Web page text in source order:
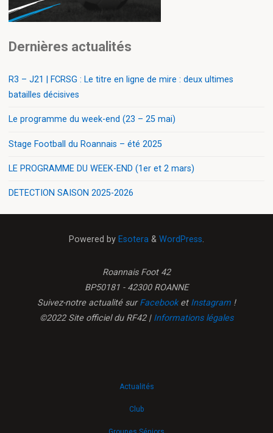
Dernières actualités
R3 – J21 | FCRSG : Le titre en ligne de mire : deux ultimes
batailles décisives
Le programme du week-end (23 – 25 mai)
Stage Football du Roannais – été 2025
LE PROGRAMME DU WEEK-END (1er et 2 mars)
DETECTION SAISON 2025-2026
Powered by Esotera & WordPress.
Roannais Foot 42
BP50181 - 42300 ROANNE
Suivez-notre actualité surFacebooket Instagram !
©2022 Site officiel du RF42 | Informations légales
Actualités
Club